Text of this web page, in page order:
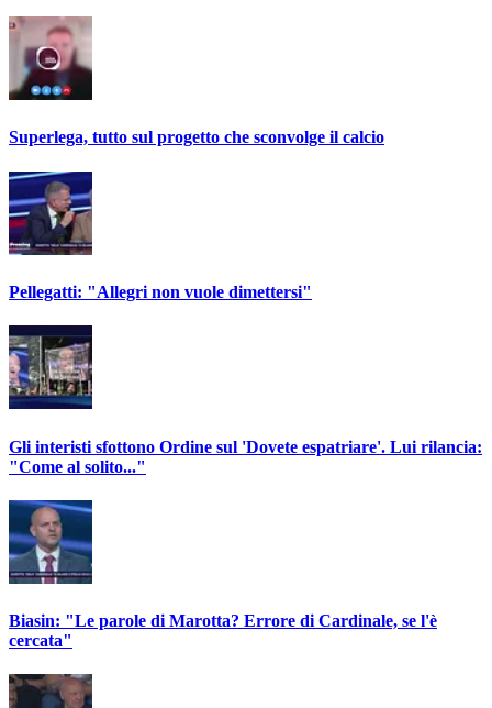
Superlega, tutto sul progetto che sconvolge il calcio
Pellegatti: "Allegri non vuole dimettersi"
Gli interisti sfottono Ordine sul 'Dovete espatriare'. Lui rilancia:
"Come al solito..."
Biasin: "Le parole di Marotta? Errore di Cardinale, se l'è
cercata"